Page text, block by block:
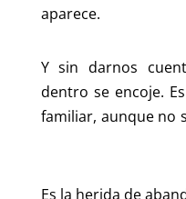
aparece.
Y sin darnos
dentro se encoje.
familiar, aunque no
Es la herida de